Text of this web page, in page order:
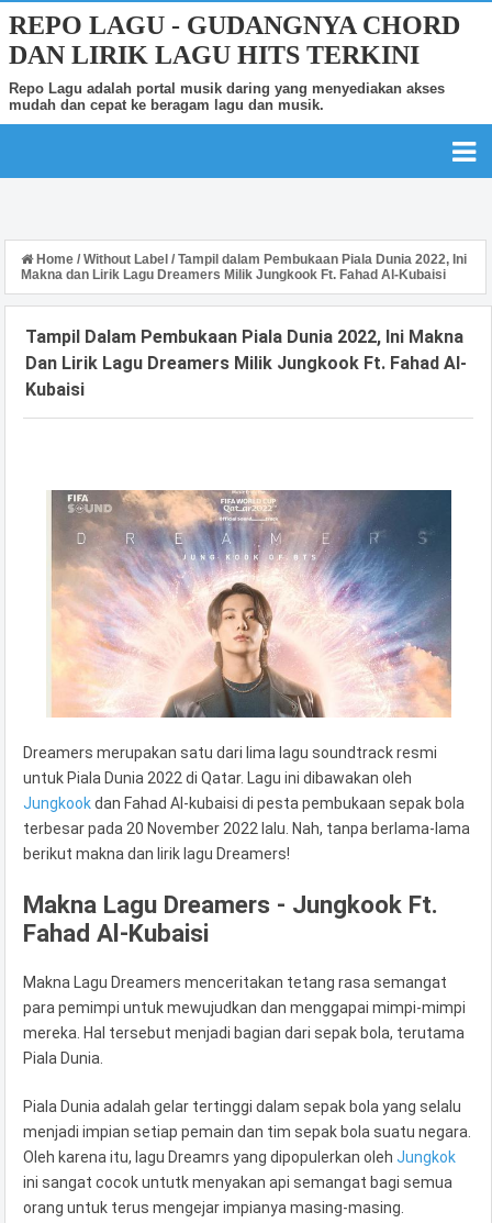
REPO LAGU - GUDANGNYA CHORD
DAN LIRIK LAGU HITS TERKINI
Repo Lagu adalah portal musik daring yang menyediakan akses
mudah dan cepat ke beragam lagu dan musik.
Home / Without Label / Tampil dalam Pembukaan Piala Dunia 2022, Ini
Makna dan Lirik Lagu Dreamers Milik Jungkook Ft. Fahad Al-Kubaisi
Tampil Dalam Pembukaan Piala Dunia 2022, Ini Makna
Dan Lirik Lagu Dreamers Milik Jungkook Ft. Fahad Al-
Kubaisi
Dreamers merupakan satu dari lima lagu soundtrack resmi
untuk Piala Dunia 2022 di Qatar. Lagu ini dibawakan oleh
Jungkookdan Fahad Al-kubaisi di pesta pembukaan sepak bola
terbesar pada 20 November 2022 lalu. Nah, tanpa berlama-lama
berikut makna dan lirik lagu Dreamers!
Makna Lagu Dreamers - Jungkook Ft.
Fahad Al-Kubaisi
Makna Lagu Dreamers menceritakan tetang rasa semangat
para pemimpi untuk mewujudkan dan menggapai mimpi-mimpi
mereka. Hal tersebut menjadi bagian dari sepak bola, terutama
Piala Dunia.
Piala Dunia adalah gelar tertinggi dalam sepak bola yang selalu
menjadi impian setiap pemain dan tim sepak bola suatu negara.
Oleh karena itu, lagu Dreamrs yang dipopulerkan oleh Jungkok
ini sangat cocok untutk menyakan api semangat bagi semua
orang untuk terus mengejar impianya masing-masing.